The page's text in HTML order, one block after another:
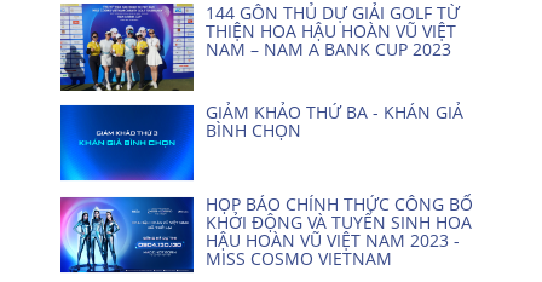
144 GÔN THỦ DỰ GIẢI GOLF TỪ
THIỆN HOA HẬU HOÀN VŨ VIỆT
NAM – NAM A BANK CUP 2023
GIẢM KHẢO THỨ BA - KHÁN GIẢ
BÌNH CHỌN
HỌP BÁO CHÍNH THỨC CÔNG BỐ
KHỞI ĐỘNG VÀ TUYỂN SINH HOA
HẬU HOÀN VŨ VIỆT NAM 2023 -
MISS COSMO VIETNAM